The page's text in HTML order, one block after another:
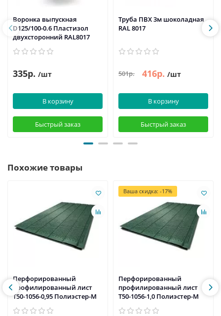
Воронка выпускная
D125/100-0.6 Пластизол
двухсторонний RAL8017
335р. /шт
В корзину
Быстрый заказ
Труба ПВХ 3м шоколадная
RAL 8017
501р. 416р. /шт
В корзину
Быстрый заказ
Похожие товары
Перфорированный
профилированный лист
Т50-1056-0,95 Полиэстер-М
Ваша скидка: -17%
Перфорированный
профилированный лист
Т50-1056-1,0 Полиэстер-М